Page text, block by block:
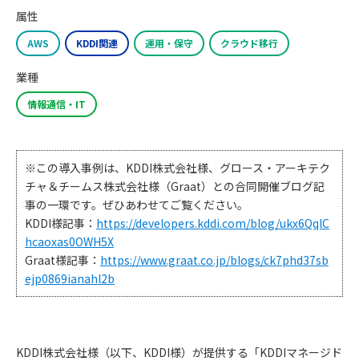
属性
AWS KDDI関連 運用・保守 クラウド移行
業種
情報通信・IT
※この導入事例は、KDDI株式会社様、グロース・アーキテク
チャ＆チームス株式会社様（Graat）との合同開催ブログ記
事の一環です。ぜひあわせてご覧ください。
KDDI様記事： https://developers.kddi.com/blog/ukx6QqlC
hcaoxas0OWH5X
Graat様記事： https://www.graat.co.jp/blogs/ck7phd37sb
ejp0869ianahl2b
KDDI株式会社様（以下、KDDI様）が提供する「KDDIマネージド